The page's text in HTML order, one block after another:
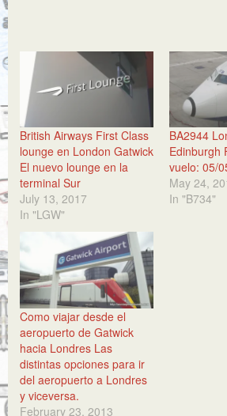
British Airways First Class
lounge en London Gatwick
El nuevo lounge en la
terminal Sur
July 13, 2017
In "LGW"
BA2944
Edinburgh
vuelo: 05/
May 24,
In "B734"
Como viajar desde el
aeropuerto de Gatwick
hacia Londres Las
distintas opciones para ir
del aeropuerto a Londres
y viceversa.
February 23, 2013